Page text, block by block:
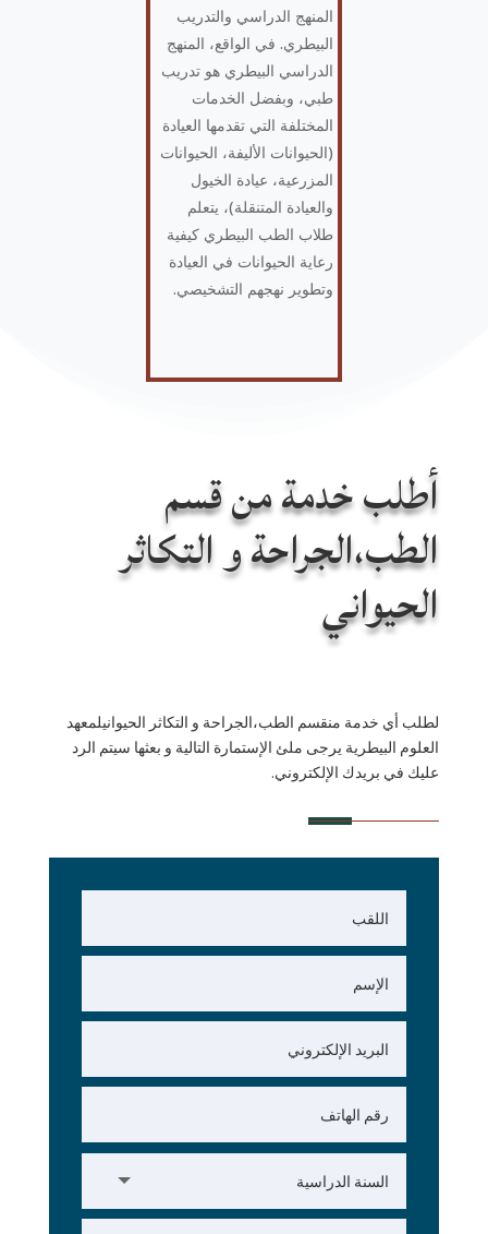
المنهج الدراسي والتدريب
البيطري. في الواقع، المنهج
الدراسي البيطري هو تدريب
طبي، وبفضل الخدمات
المختلفة التي تقدمها العيادة
(الحيوانات الأليفة، الحيوانات
المزرعية، عيادة الخيول
والعيادة المتنقلة)، يتعلم
طلاب الطب البيطري كيفية
رعاية الحيوانات في العيادة
وتطوير نهجهم التشخيصي.
أطلب خدمة من قسم
الطب،الجراحة و التكاثر
الحيواني
لطلب أي خدمة منقسم الطب،الجراحة و التكاثر الحيوانيلمعهد
العلوم البيطرية يرجى ملئ الإستمارة التالية و بعثها سيتم الرد
عليك في بريدك الإلكتروني.